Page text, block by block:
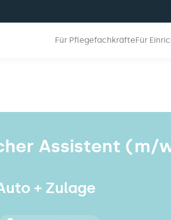
Für PflegefachkräfteFür
Assistent (m/
+ Zulage